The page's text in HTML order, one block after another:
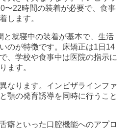
〜22時間の装着が必要で、食事
します。
と就寝中の装着が基本で、生活
のが特徴です。床矯正は1日14
、学校や食事中は医院の指示に
ます。
なります。インビザラインファ
顎の発育誘導を同時に行うこと
癖といった口腔機能へのアプロ